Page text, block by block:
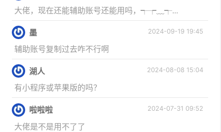
大佬，现在还能辅助账号还能用吗，┭┮﹏┭...
墨 2024-09-19 19:45
辅助账号复制过去咋不行啊
湖人 2024-08-08 15:04
有小程序或苹果版的吗？
啦啦啦 2024-07-31 09:52
大佬是不是用不了了